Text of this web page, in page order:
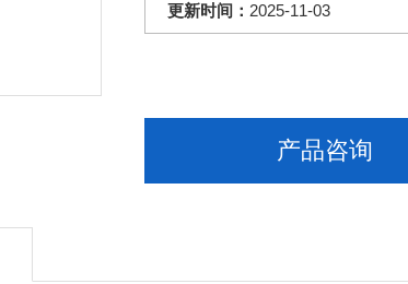
更新时间： 2025-11-03
产品咨询